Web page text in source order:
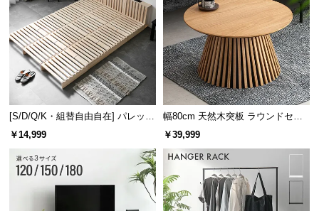
[S/D/Q/K・組替自由自在] パレット
ベッド 8/12/16枚セット
￥14,999
幅80cm 天然木突板 ラウンドセン
ターテーブル 美しい格子デザイン
￥39,999